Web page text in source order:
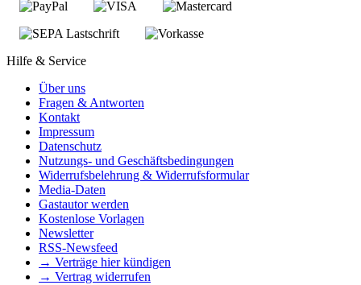
Hilfe & Service
Über uns
Fragen & Antworten
Kontakt
Impressum
Datenschutz
Nutzungs- und Geschäftsbedingungen
Widerrufsbelehrung & Widerrufsformular
Media-Daten
Gastautor werden
Kostenlose Vorlagen
Newsletter
RSS-Newsfeed
→ Verträge hier kündigen
→ Vertrag widerrufen